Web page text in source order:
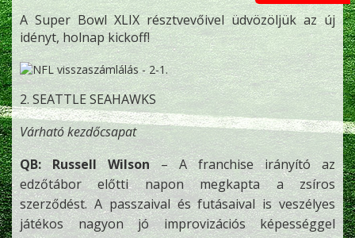
A Super Bowl XLIX résztvevőivel üdvözöljük az új
idényt, holnap kickoff!
2. SEATTLE SEAHAWKS
Várható kezdőcsapat
QB: Russell Wilson– A franchise irányító az
edzőtábor előtti napon megkapta a zsíros
szerződést. A passzaival és futásaival is veszélyes
játékos nagyon jó improvizációs képességgel